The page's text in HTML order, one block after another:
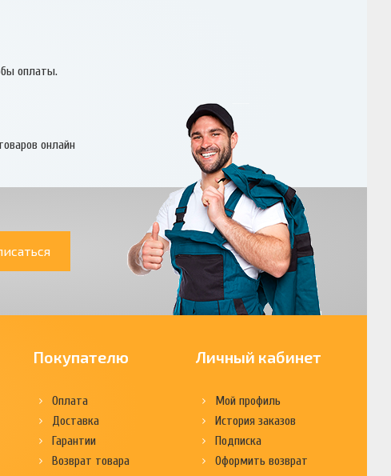
оплаты.
онлайн
Покупателю
Оплата
Доставка
Гарантии
Возврат товара
Личный кабинет
Мой профиль
История заказов
Подписка
Оформить возврат